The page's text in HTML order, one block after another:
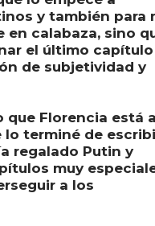
y también para
en calabaza, sino
el último capítulo
de subjetividad y
que Florencia está
lo terminé de
regalado Putin y
muy
a los